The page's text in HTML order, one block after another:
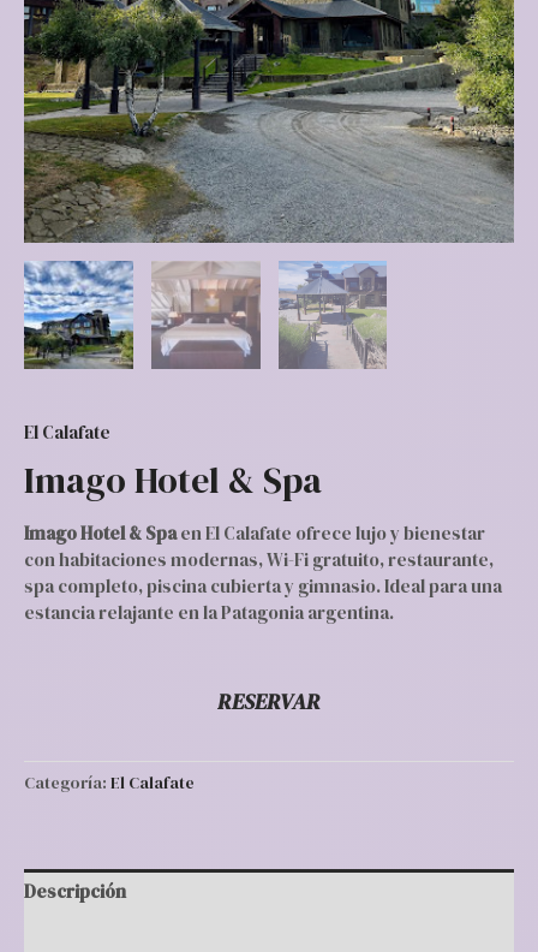
El Calafate
Imago Hotel & Spa
Imago Hotel & Spaen El Calafate ofrece lujo y bienestar
con habitaciones modernas, Wi-Fi gratuito, restaurante,
spa completo, piscina cubierta y gimnasio. Ideal para una
estancia relajante en la Patagonia argentina.
RESERVAR
Categoría: El Calafate
Descripción